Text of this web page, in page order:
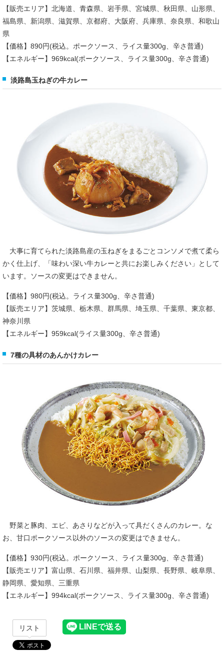
【販売エリア】北海道、青森県、岩手県、宮城県、秋田県、山形県、
福島県、新潟県、滋賀県、京都府、大阪府、兵庫県、奈良県、和歌山
県
【価格】890円(税込。ポークソース、ライス量300g、辛さ普通)
【エネルギー】969kcal(ポークソース、ライス量300g、辛さ普通)
淡路島玉ねぎの牛カレー
大事に育てられた淡路島産の玉ねぎをまるごとコンソメで煮て柔ら
かく仕上げ、「味わい深い牛カレーと共にお楽しみください」として
います。ソースの変更はできません。
【価格】980円(税込。ライス量300g、辛さ普通)
【販売エリア】茨城県、栃木県、群馬県、埼玉県、千葉県、東京都、
神奈川県
【エネルギー】959kcal(ライス量300g、辛さ普通)
7種の具材のあんかけカレー
野菜と豚肉、エビ、あさりなどが入って具だくさんのカレー。な
お、甘口ポークソース以外のソースの変更はできません。
【価格】930円(税込。ポークソース、ライス量300g、辛さ普通)
【販売エリア】富山県、石川県、福井県、山梨県、長野県、岐阜県、
静岡県、愛知県、三重県
【エネルギー】994kcal(ポークソース、ライス量300g、辛さ普通)
リスト